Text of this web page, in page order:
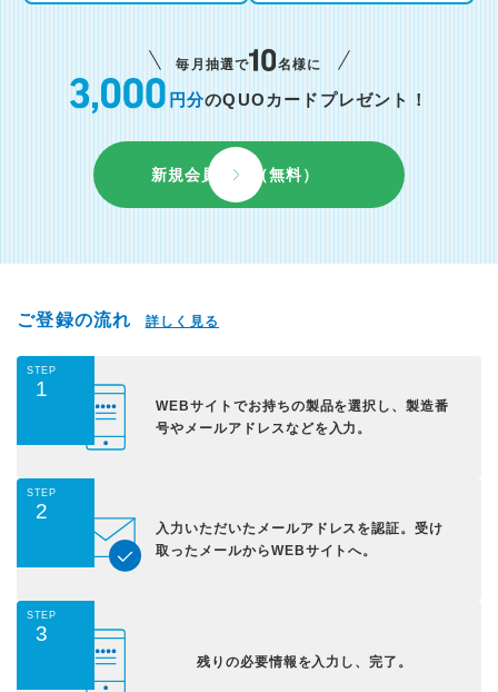
毎月抽選で 名様に
円分のQUOカードプレゼント！
新規会員登録（無料）
ご登録の流れ 詳しく見る
STEP
1
WEBサイトでお持ちの製品を選択し、製造番
号やメールアドレスなどを入力。
STEP
2
入力いただいた メールアドレスを認証。受け
取ったメールからWEBサイトへ。
STEP
3
残りの必要情報を入力し、完了。